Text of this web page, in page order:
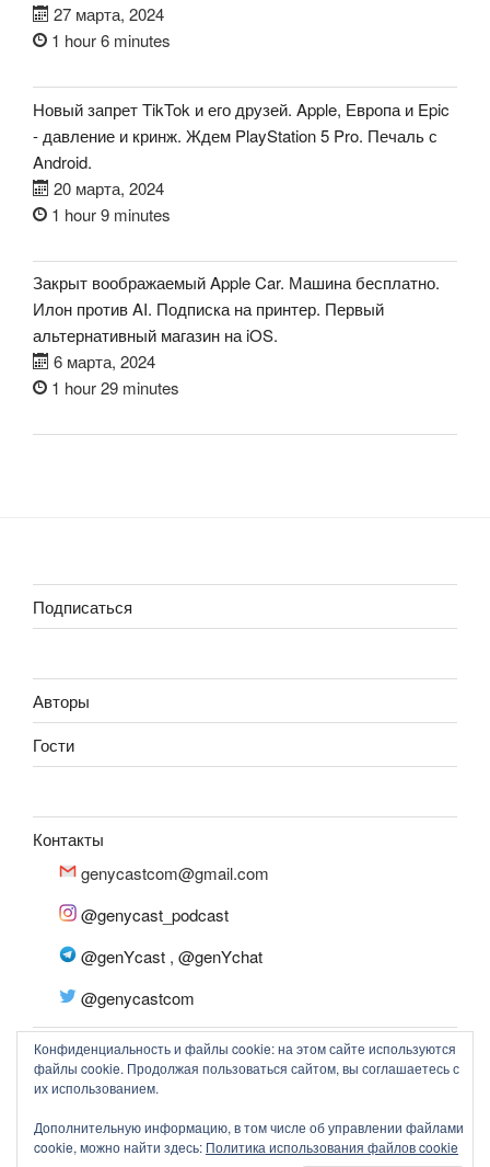
27 марта, 2024
1 hour 6 minutes
Новый запрет TikTok и его друзей. Apple, Европа и Epic
- давление и кринж. Ждем PlayStation 5 Pro. Печаль с
Android.
20 марта, 2024
1 hour 9 minutes
Закрыт воображаемый Apple Car. Машина бесплатно.
Илон против AI. Подписка на принтер. Первый
альтернативный магазин на iOS.
6 марта, 2024
1 hour 29 minutes
Подписаться
Авторы
Гости
Контакты
genycastcom@gmail.com
@genycast_podcast
@genYcast , @genYchat
@genycastcom
© 2020-2023 genYcast
Конфиденциальность и файлы cookie: на этом сайте используются
файлы cookie. Продолжая пользоваться сайтом, вы соглашаетесь с
их использованием.
Дополнительную информацию, в том числе об управлении файлами
cookie, можно найти здесь: Политика использования файлов cookie